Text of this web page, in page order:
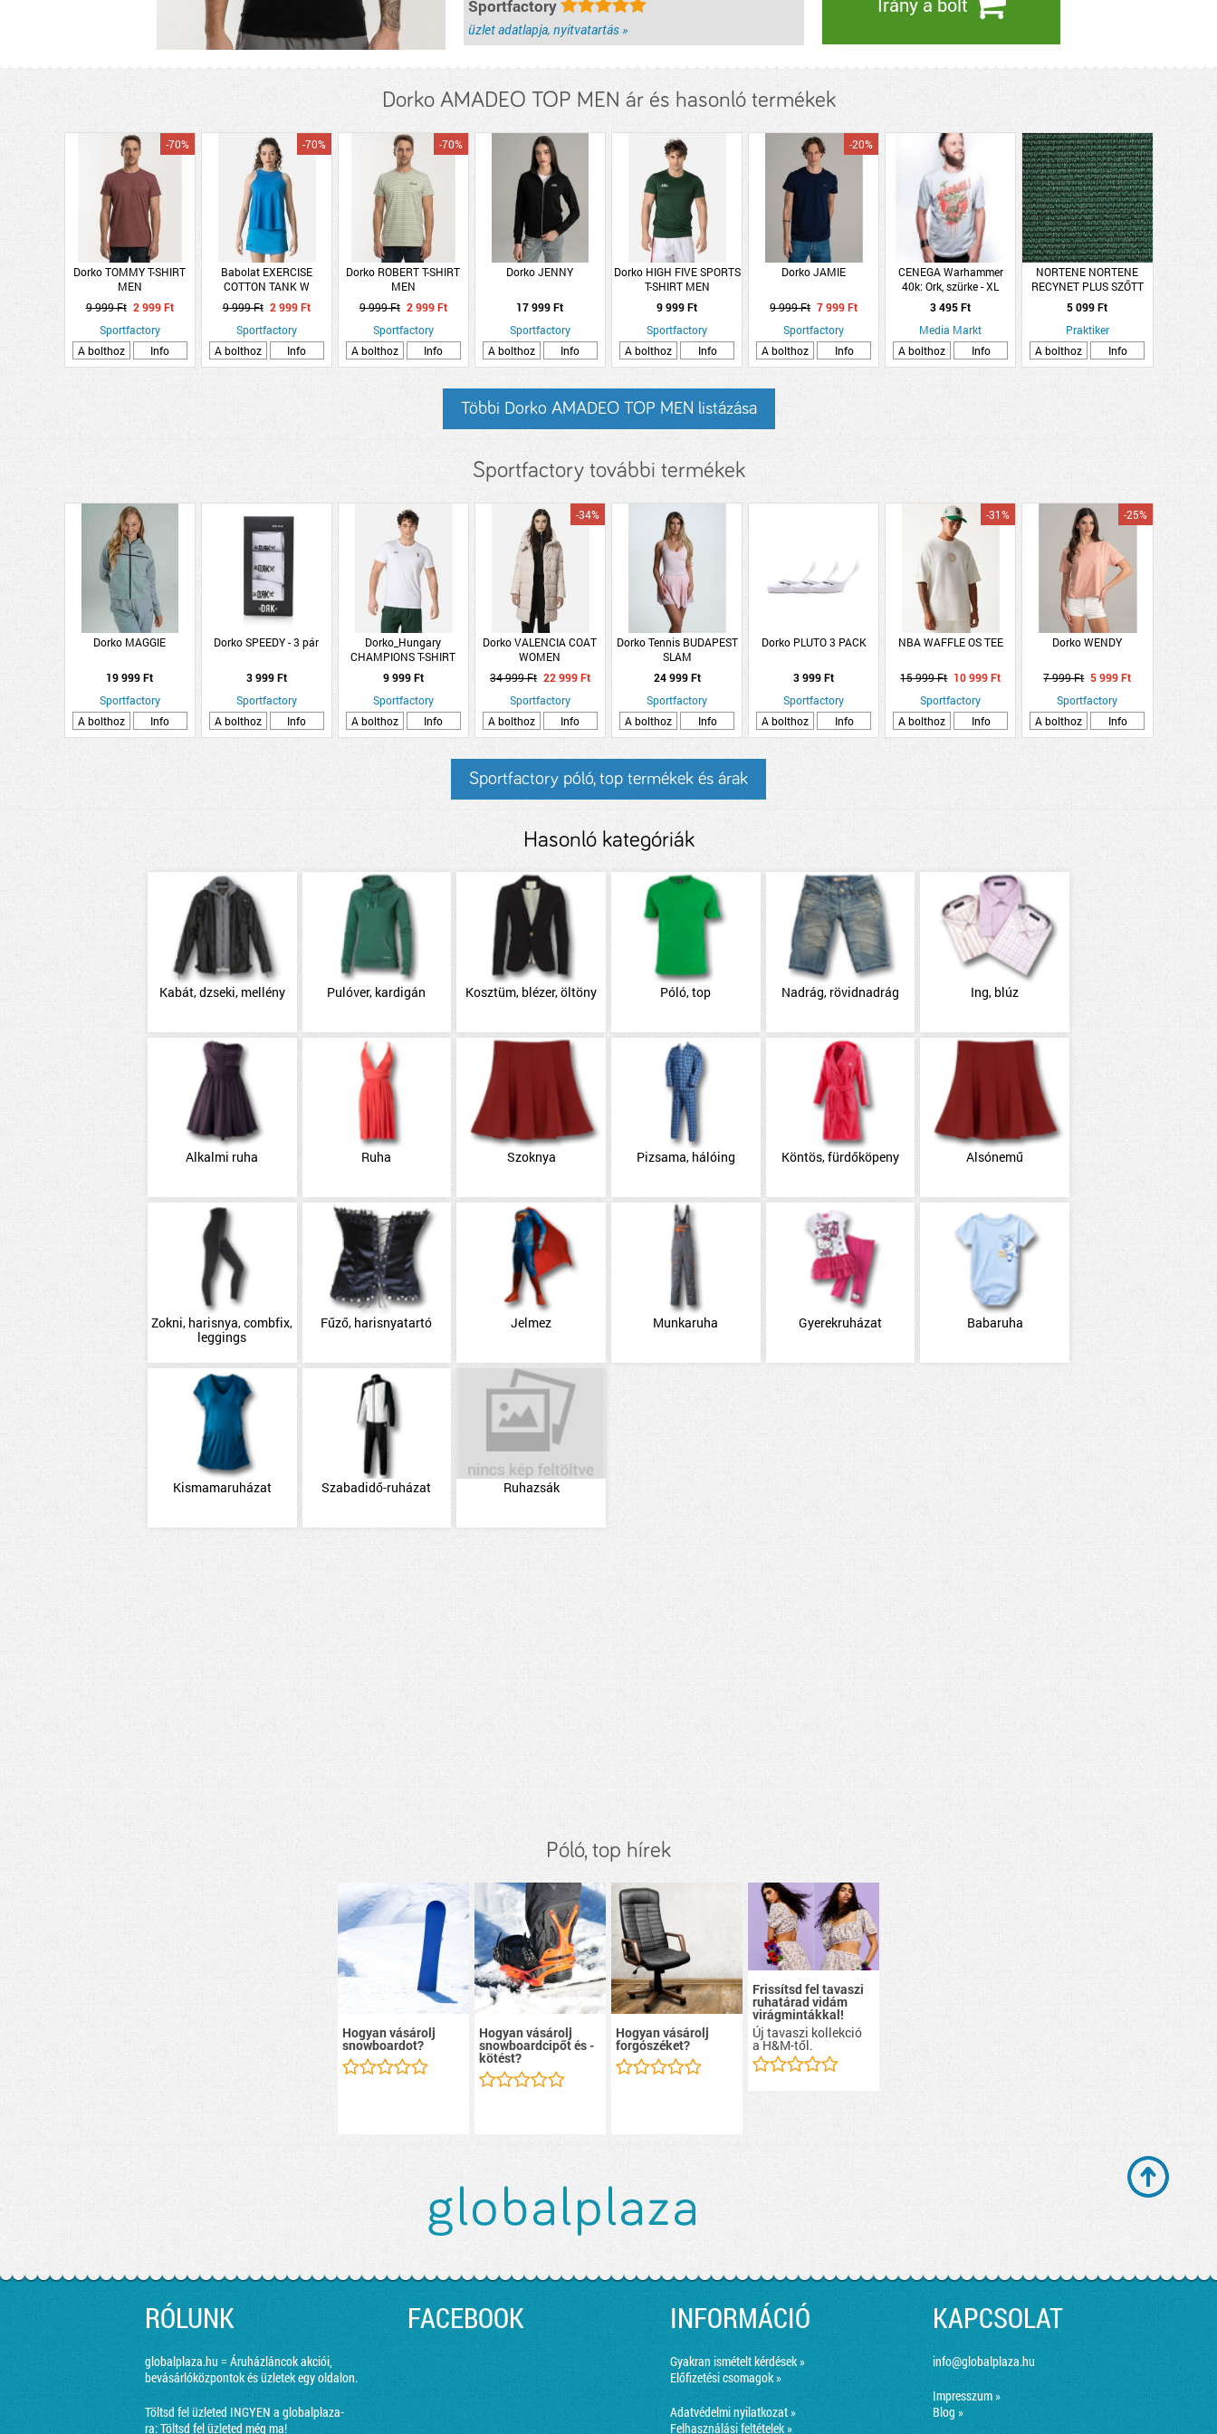
Sportfactory
üzlet adatlapja, nyitvatartás »
Dorko AMADEO TOP MEN ár és hasonló termékek
Dorko TOMMY T-SHIRT
MEN
-70%
9 999 Ft 2 999 Ft
Sportfactory
A bolthoz
Info
Babolat EXERCISE
COTTON TANK W
-70%
9 999 Ft 2 999 Ft
Sportfactory
A bolthoz
Info
Dorko ROBERT T-SHIRT
MEN
-70%
9 999 Ft 2 999 Ft
Sportfactory
A bolthoz
Info
Dorko JENNY
17 999 Ft
Sportfactory
A bolthoz
Info
Dorko HIGH FIVE SPORTS
T-SHIRT MEN
9 999 Ft
Sportfactory
A bolthoz
Info
Dorko JAMIE
-20%
9 999 Ft 7 999 Ft
Sportfactory
A bolthoz
Info
CENEGA Warhammer
40k: Ork, szürke - XL
(Póló)
3 495 Ft
Media Markt
A bolthoz
Info
NORTENE NORTENE
RECYNET PLUS SZŐTT
ÁRNYÉKOLÓ HÁLÓ 170
G/M2 1X5M ZÖLD
5 099 Ft
Praktiker
A bolthoz
Info
Többi Dorko AMADEO TOP MEN listázása
Sportfactory további termékek
Dorko MAGGIE
19 999 Ft
Sportfactory
A bolthoz
Info
Dorko SPEEDY - 3 pár
3 999 Ft
Sportfactory
A bolthoz
Info
Dorko_Hungary
CHAMPIONS T-SHIRT
MEN
9 999 Ft
Sportfactory
A bolthoz
Info
Dorko VALENCIA COAT
WOMEN
-34%
34 999 Ft 22 999 Ft
Sportfactory
A bolthoz
Info
Dorko Tennis BUDAPEST
SLAM
24 999 Ft
Sportfactory
A bolthoz
Info
Dorko PLUTO 3 PACK
3 999 Ft
Sportfactory
A bolthoz
Info
NBA WAFFLE OS TEE
-31%
15 999 Ft 10 999 Ft
Sportfactory
A bolthoz
Info
Dorko WENDY
-25%
7 999 Ft 5 999 Ft
Sportfactory
A bolthoz
Info
Sportfactory póló, top termékek és árak
Hasonló kategóriák
Kabát, dzseki, mellény Pulóver, kardigán Kosztüm, blézer, öltöny Póló, top Nadrág, rövidnadrág Ing, blúz
Alkalmi ruha Ruha Szoknya Pizsama, hálóing Köntös, fürdőköpeny Alsónemű
Zokni, harisnya, combfix,
leggings
Fűző, harisnyatartó Jelmez Munkaruha Gyerekruházat Babaruha
Kismamaruházat Szabadidő-ruházat Ruhazsák
Póló, top hírek
Hogyan vásárolj
snowboardot?
Hogyan vásárolj
snowboardcipőt és -
kötést?
Hogyan vásárolj
forgószéket?
Frissítsd fel tavaszi
ruhatárad vidám
virágmintákkal!
Új tavaszi kollekció
a H&M-től.
RÓLUNK
globalplaza.hu = Áruházláncok akciói,
bevásárlóközpontok és üzletek egy oldalon.
Töltsd fel üzleted INGYEN a globalplaza-
ra:Töltsd fel üzleted még ma!
FACEBOOK INFORMÁCIÓ
Gyakran ismételt kérdések »
Előfizetési csomagok »
Adatvédelmi nyilatkozat »
Felhasználási feltételek »
KAPCSOLAT
info@globalplaza.hu
Impresszum »
Blog »